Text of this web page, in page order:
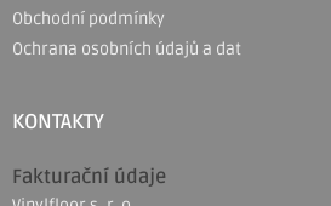
Obchodní podmínky
Ochrana osobních údajů a dat
KONTAKTY
Fakturační údaje